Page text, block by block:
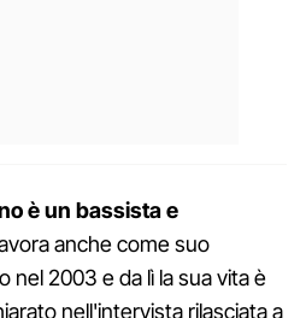
è un bassista e
anche come suo
nel 2003 e da lì la sua vita è
nell'intervista rilasciata a